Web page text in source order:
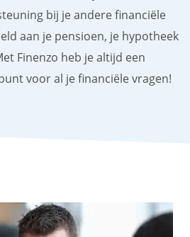
bij je andere financiële
aan je pensioen, je hypotheek
Finenzo heb je altijd een
voor al je financiële vragen!